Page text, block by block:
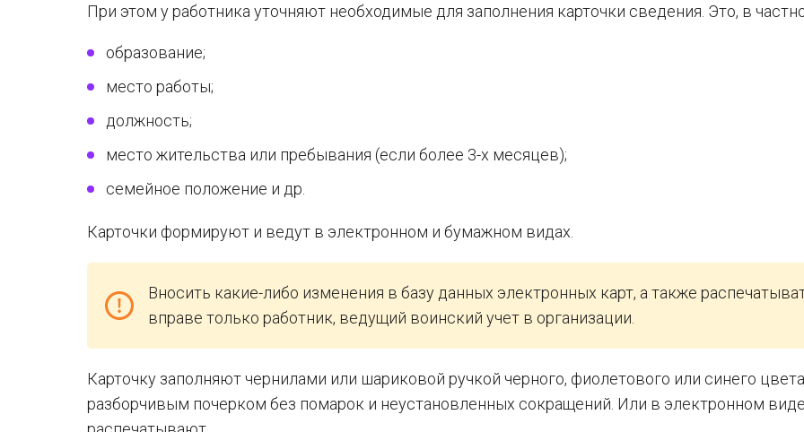
При этом у работника уточняют необходимые для заполнения карточки сведения. Это, в
образование;
место работы;
должность;
место жительства или пребывания (если более 3-х месяцев);
семейное положение и др.
Карточки формируют и ведут в электронном и бумажном видах.
Вносить какие-либо изменения в базу данных электронных карт, а также
вправе только работник, ведущий воинский учет в организации.
Карточку заполняют чернилами или шариковой ручкой черного, фиолетового или синего
разборчивым почерком без помарок и неустановленных сокращений. Или в электронном